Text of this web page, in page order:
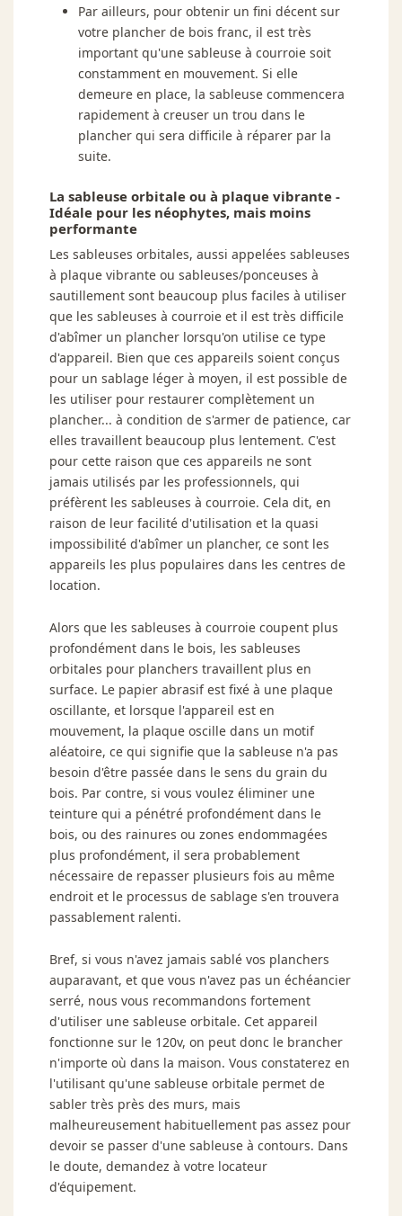
Par ailleurs, pour obtenir un fini décent sur
votre plancher de bois franc, il est très
important qu'une sableuse à courroie soit
constamment en mouvement. Si elle
demeure en place, la sableuse commencera
rapidement à creuser un trou dans le
plancher qui sera difficile à réparer par la
suite.
La sableuse orbitale ou à plaque vibrante -
Idéale pour les néophytes, mais moins
performante
Les sableuses orbitales, aussi appelées sableuses
à plaque vibrante ou sableuses/ponceuses à
sautillement sont beaucoup plus faciles à utiliser
que les sableuses à courroie et il est très difficile
d'abîmer un plancher lorsqu'on utilise ce type
d'appareil. Bien que ces appareils soient conçus
pour un sablage léger à moyen, il est possible de
les utiliser pour restaurer complètement un
plancher... à condition de s'armer de patience, car
elles travaillent beaucoup plus lentement. C'est
pour cette raison que ces appareils ne sont
jamais utilisés par les professionnels, qui
préfèrent les sableuses à courroie. Cela dit, en
raison de leur facilité d'utilisation et la quasi
impossibilité d'abîmer un plancher, ce sont les
appareils les plus populaires dans les centres de
location.
Alors que les sableuses à courroie coupent plus
profondément dans le bois, les sableuses
orbitales pour planchers travaillent plus en
surface. Le papier abrasif est fixé à une plaque
oscillante, et lorsque l'appareil est en
mouvement, la plaque oscille dans un motif
aléatoire, ce qui signifie que la sableuse n'a pas
besoin d'être passée dans le sens du grain du
bois. Par contre, si vous voulez éliminer une
teinture qui a pénétré profondément dans le
bois, ou des rainures ou zones endommagées
plus profondément, il sera probablement
nécessaire de repasser plusieurs fois au même
endroit et le processus de sablage s'en trouvera
passablement ralenti.
Bref, si vous n'avez jamais sablé vos planchers
auparavant, et que vous n'avez pas un échéancier
serré, nous vous recommandons fortement
d'utiliser une sableuse orbitale. Cet appareil
fonctionne sur le 120v, on peut donc le brancher
n'importe où dans la maison. Vous constaterez en
l'utilisant qu'une sableuse orbitale permet de
sabler très près des murs, mais
malheureusement habituellement pas assez pour
devoir se passer d'une sableuse à contours. Dans
le doute, demandez à votre locateur
d'équipement.